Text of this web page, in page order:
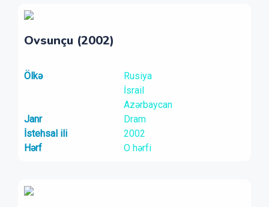
Ovsunçu (2002)
Ölkə
Rusiya
İsrail
Azərbaycan
Janr
Dram
İstehsal ili
2002
Hərf
O hərfi